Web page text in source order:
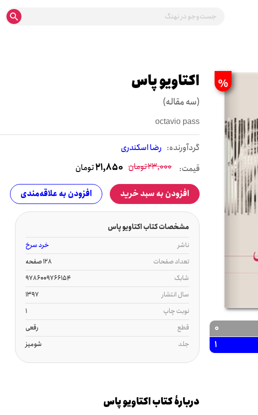
%
0
1
اکتاویو پاس
(سه مقاله)
octavio pass
گردآورنده: رضا اسکندری
قیمت: 23,000تومان 21,850تومان
افزودن به سبد خرید افزودن به علاقه‌مندی
مشخصات کتاب اکتاویو پاس
ناشر
خرد سرخ
تعداد صفحات
128 صفحه
شابک
9786009766154
سال انتشار
1397
نوبت چاپ
1
قطع
رقعی
جلد
شومیز
دربارۀ کتاب اکتاویو پاس